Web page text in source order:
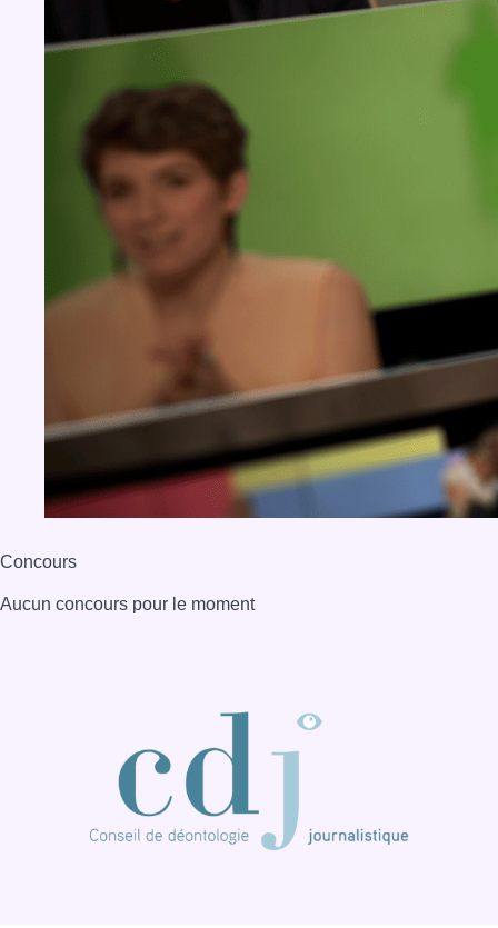
Aucun concours pour le moment
Consulter page Instagram